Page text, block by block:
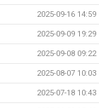
2025-09-16 14:59
2025-09-09 19:29
2025-09-08 09:22
2025-08-07 10:03
2025-07-18 10:43